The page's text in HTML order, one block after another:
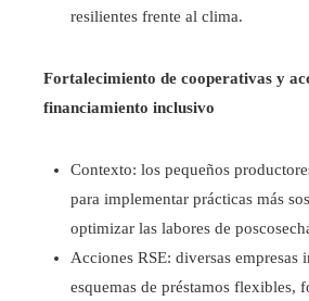
resilientes frente al clima.
Fortalecimiento de cooperativas y
financiamiento inclusivo
Contexto: los pequeños
para implementar prácticas más
optimizar las labores de
Acciones RSE: diversas empresas
esquemas de préstamos flexibles,